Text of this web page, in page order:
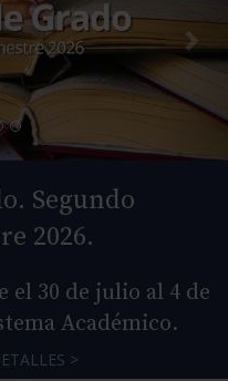
Segundo
2026.
30 de julio al 4 de
Académico.
>